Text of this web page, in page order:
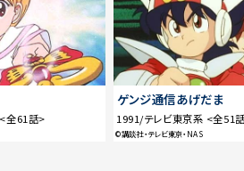
全61話>
ゲンジ通信あげだま
1991/テレビ東京系 <全51
©講談社・テレビ東京・NAS